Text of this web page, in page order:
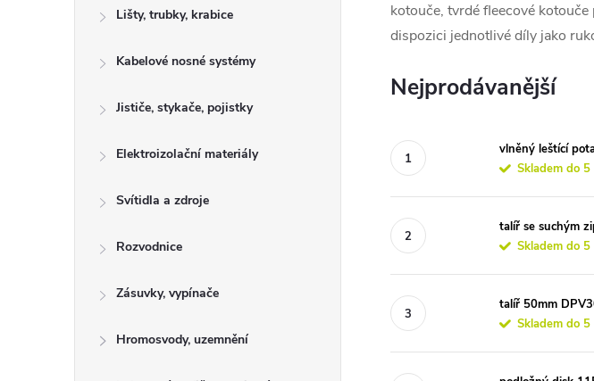
Lišty, trubky, krabice
Kabelové nosné systémy
Jističe, stykače, pojistky
Elektroizolační materiály
Svítidla a zdroje
Rozvodnice
Zásuvky, vypínače
Hromosvody, uzemnění
kotouče, tvrdé fleecové
dispozici jednotlivé díly jako
Nejprodávanější
vlněný leštící
Skladem do 5
talíř se suchým
Skladem do 5
talíř 50mm
Skladem do 5